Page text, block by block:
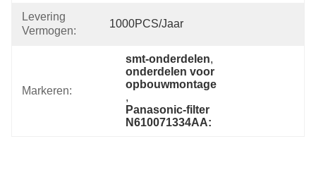
Levering
Vermogen:
1000PCS/jaar
Markeren:
smt-onderdelen,
onderdelen voor
opbouwmontage
,
Panasonic-filter
N610071334AA: